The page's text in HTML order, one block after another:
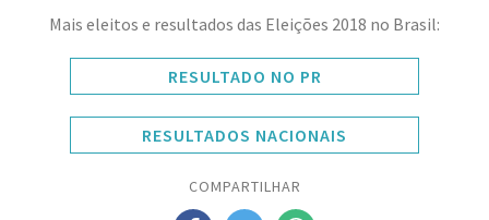
Mais eleitos e resultados das Eleições 2018 no Brasil:
RESULTADO NO PR
RESULTADOS NACIONAIS
COMPARTILHAR